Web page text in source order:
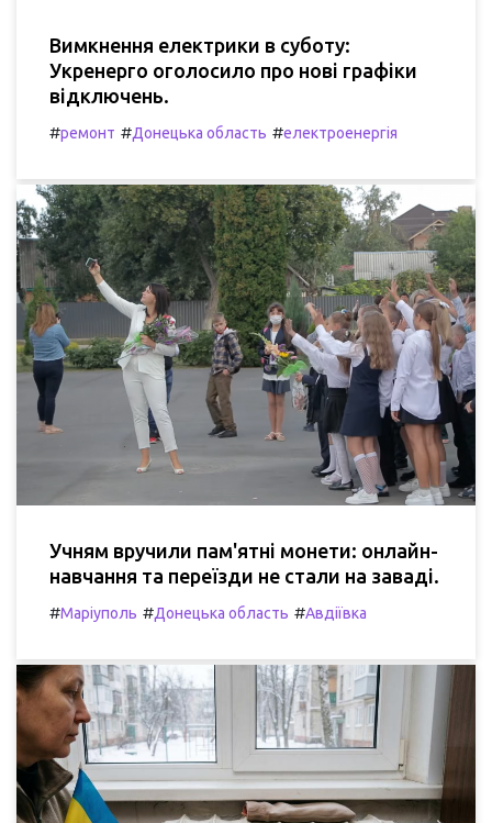
Вимкнення електрики в суботу:
Укренерго оголосило про нові графіки
відключень.
#ремонт #Донецька область #електроенергія
Учням вручили пам'ятні монети: онлайн-
навчання та переїзди не стали на заваді.
#Маріуполь #Донецька область #Авдіївка